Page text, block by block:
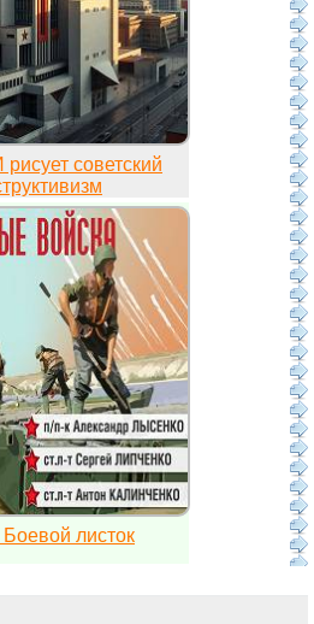
советский
листок